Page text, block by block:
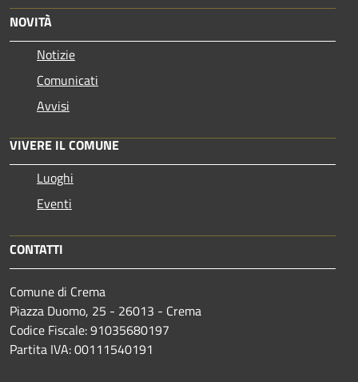
NOVITÀ
Notizie
Comunicati
Avvisi
VIVERE IL COMUNE
Luoghi
Eventi
CONTATTI
Comune di Crema
Piazza Duomo, 25 - 26013 - Crema
Codice Fiscale: 91035680197
Partita IVA: 00111540191